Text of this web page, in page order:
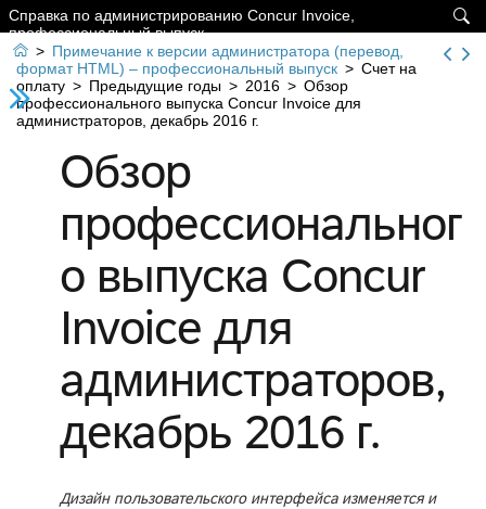

Справка по администрированию Concur Invoice,
профессиональный выпуск
 > Примечание к версии администратора (перевод,
формат HTML) – профессиональный выпуск > Счет на
оплату > Предыдущие годы > 2016 > Обзор
профессионального выпуска Concur Invoice для
администраторов, декабрь 2016 г.
Обзор
профессиональног
о выпуска Concur
Invoice для
администраторов,
декабрь 2016 г.
Дизайн пользовательского интерфейса изменяется и